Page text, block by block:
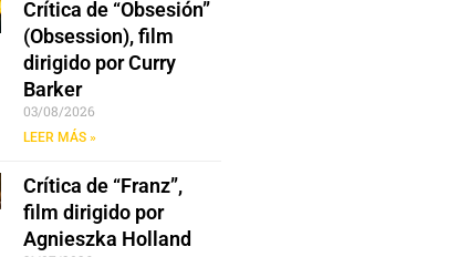
Crítica de “Obsesión”
(Obsession), film
dirigido por Curry
Barker
03/08/2026
LEER MÁS »
Crítica de “Franz”,
film dirigido por
Agnieszka Holland